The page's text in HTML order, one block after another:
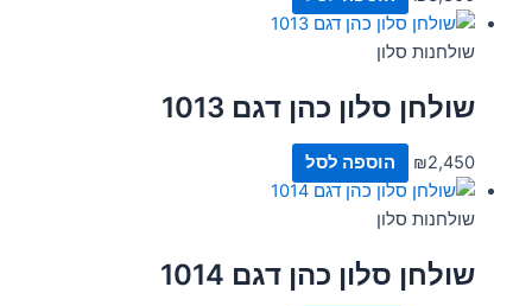
שולחנות סלון
שולחן סלון כהן דגם 1013
₪2,450 הוספה לסל
שולחנות סלון
שולחן סלון כהן דגם 1014